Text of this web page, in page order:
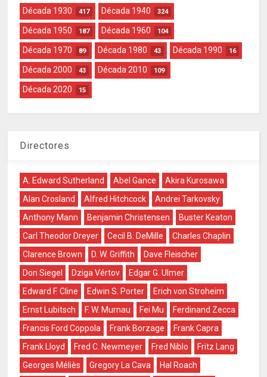
Década 1930 417 Década 1940 324
Década 1950 187 Década 1960 104
Década 1970 89 Década 1980 43 Década 1990 16
Década 2000 43 Década 2010 109
Década 2020 15
Directores
A. Edward Sutherland Abel Gance
Akira Kurosawa
Alan Crosland
Alfred Hitchcock
Andrei Tarkovsky
Anthony Mann
Benjamin Christensen
Buster Keaton
Carl Theodor Dreyer
Cecil B. DeMille
Charles Chaplin
Clarence Brown
D. W. Griffith
Dave Fleischer
Don Siegel
Dziga Vértov
Edgar G. Ulmer
Edward F. Cline
Edwin S. Porter
Erich von Stroheim
Ernst Lubitsch
F. W. Murnau Fei Mu
Ferdinand Zecca
Francis Ford Coppola
Frank Borzage
Frank Capra
Frank Lloyd
Fred C. Newmeyer Fred Niblo
Fritz Lang
Georges Méliès
Gregory La Cava
Hal Roach